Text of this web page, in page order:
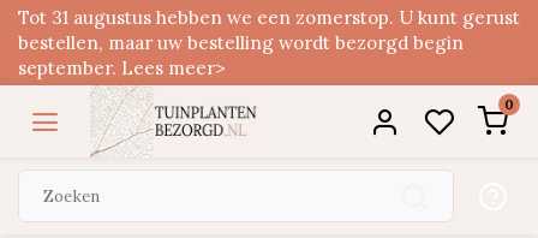
Tot 31 augustus hebben we een zomerstop. U kunt gerust
bestellen, maar uw bestelling wordt bezorgd begin
september. Lees meer>
0